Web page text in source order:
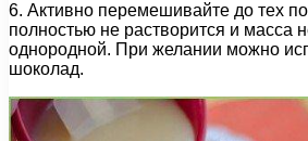
6. Активно перемешивайте до тех
полностью не растворится и масса
однородной. При желании можно
шоколад.